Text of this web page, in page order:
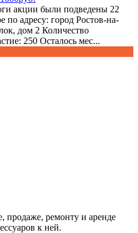
акции были подведены 22
по адресу: город Ростов-на-
дом 2 Количество
250 Осталось мес...
продаже, ремонту и аренде
к ней.